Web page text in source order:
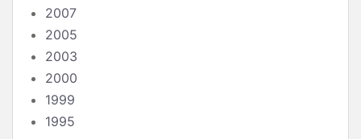
2007
2005
2003
2000
1999
1995